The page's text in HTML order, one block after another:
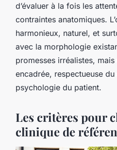
d’évaluer à la fois les
contraintes anatomiques.
harmonieux, naturel, et
avec la morphologie
promesses irréalistes,
encadrée, respectueuse
psychologie du patient.
Les critères pour
clinique de